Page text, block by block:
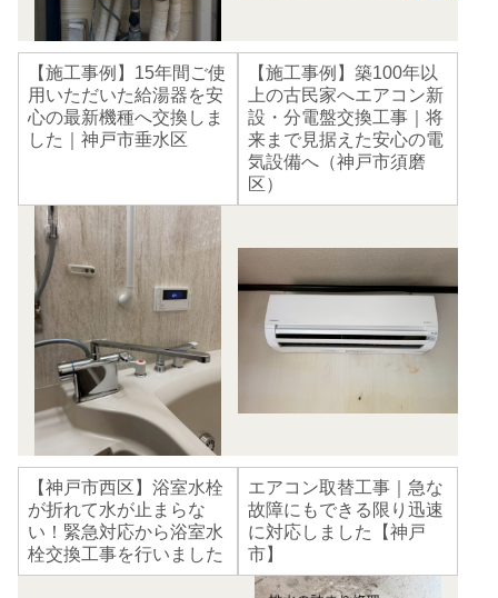
【施工事例】15年間ご使
用いただいた給湯器を安
心の最新機種へ交換しま
した｜神戸市垂水区
【施工事例】築100年以
上の古民家へエアコン新
設・分電盤交換工事｜将
来まで見据えた安心の電
気設備へ（神戸市須磨
区）
【神戸市西区】浴室水栓
が折れて水が止まらな
い！緊急対応から浴室水
栓交換工事を行いました
エアコン取替工事｜急な
故障にもできる限り迅速
に対応しました【神戸
市】